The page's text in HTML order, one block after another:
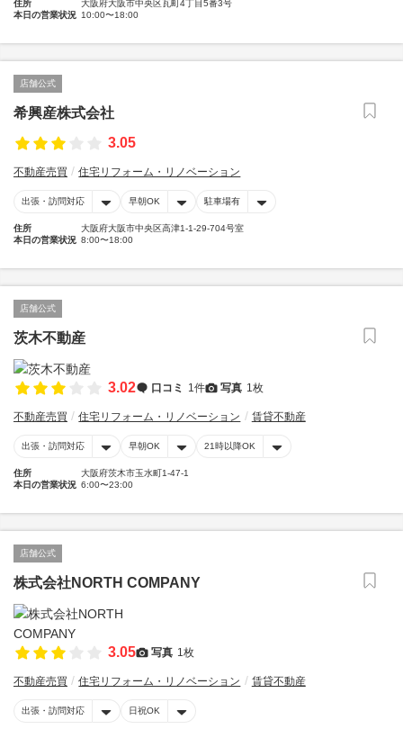
住所
大阪府大阪市中央区瓦町4丁目5番3号
本日の営業状況 10:00〜18:00
店舗公式
希興産株式会社
3.05
不動産売買 住宅リフォーム・リノベーション
出張・訪問対応 早朝OK 駐車場有
住所
大阪府大阪市中央区高津1-1-29-704号室
本日の営業状況 8:00〜18:00
店舗公式
茨木不動産
3.02 口コミ 1件 写真 1枚
不動産売買 住宅リフォーム・リノベーション 賃貸不動産
出張・訪問対応 早朝OK 21時以降OK
住所
大阪府茨木市玉水町1-47-1
本日の営業状況 6:00〜23:00
店舗公式
株式会社NORTH COMPANY
3.05 写真 1枚
不動産売買 住宅リフォーム・リノベーション 賃貸不動産
出張・訪問対応 日祝OK